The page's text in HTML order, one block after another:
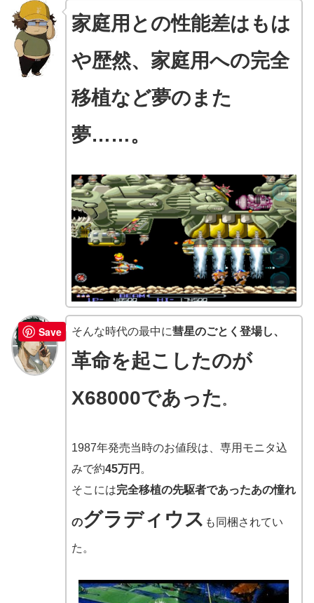
家庭用との性能差はもは
や歴然、 家庭用への完全
移植など夢のまた
夢……。
そんな時代の最中に彗星のごとく登場し、
革命を起こしたのが
X68000であった 。
1987年発売当時のお値段は、専用モニタ込
みで約45万円 。
そこには完全移植の先駆者であったあの憧れ
のグラディウス も同梱されてい
た。
Save